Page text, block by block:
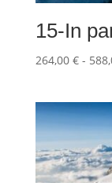
15-In
264,00 € -